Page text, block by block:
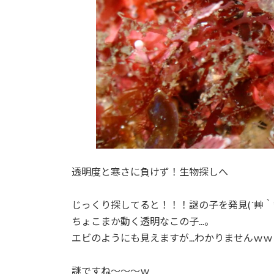
透明度と寒さに負けず！生物探しへ
じっくり探してると！！！謎の子を発見(´艸
ちょこまか動く透明なこの子...。
エビのようにも見えますが...わかりませんｗｗ
謎ですね～～～ｗ